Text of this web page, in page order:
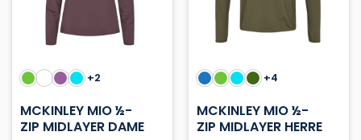
varesiden
varesiden
+2
MCKINLEY MIO ½-
ZIP MIDLAYER DAME
+4
MCKINLEY MIO ½-
ZIP MIDLAYER HERRE